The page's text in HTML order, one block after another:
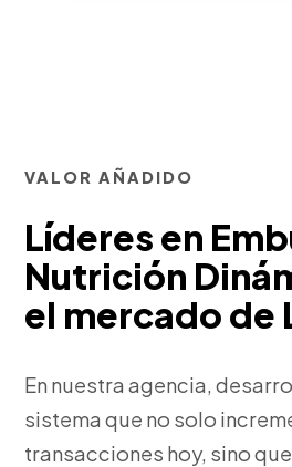
VALOR AÑADIDO
Líderes en
Nutrición
el mercado de
En nuestra agencia,
sistema que no solo
transacciones hoy, sino